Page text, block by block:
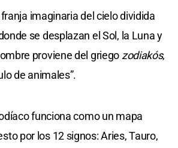
imaginaria del cielo dividida
se desplazan el Sol, la Luna y
proviene del griego zodiakós,
de animales”.
funciona como un mapa
por los 12 signos: Aries, Tauro,